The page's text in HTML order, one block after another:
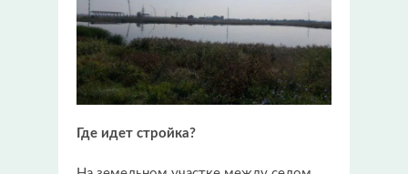
Где идет стройка?